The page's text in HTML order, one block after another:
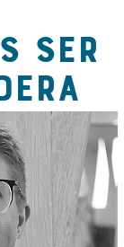
SER